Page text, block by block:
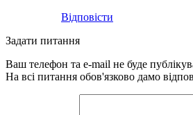
Відповісти
Задати питання
Ваш телефон та e-mail не буде
На всі питання обов'язково дамо